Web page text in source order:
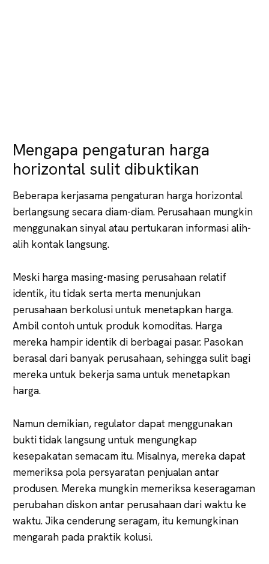
Mengapa pengaturan harga
horizontal sulit dibuktikan
Beberapa kerjasama pengaturan harga horizontal
berlangsung secara diam-diam. Perusahaan mungkin
menggunakan sinyal atau pertukaran informasi alih-
alih kontak langsung.
Meski harga masing-masing perusahaan relatif
identik, itu tidak serta merta menunjukan
perusahaan berkolusi untuk menetapkan harga.
Ambil contoh untuk produk komoditas. Harga
mereka hampir identik di berbagai pasar. Pasokan
berasal dari banyak perusahaan, sehingga sulit bagi
mereka untuk bekerja sama untuk menetapkan
harga.
Namun demikian, regulator dapat menggunakan
bukti tidak langsung untuk mengungkap
kesepakatan semacam itu. Misalnya, mereka dapat
memeriksa pola persyaratan penjualan antar
produsen. Mereka mungkin memeriksa keseragaman
perubahan diskon antar perusahaan dari waktu ke
waktu. Jika cenderung seragam, itu kemungkinan
mengarah pada praktik kolusi.